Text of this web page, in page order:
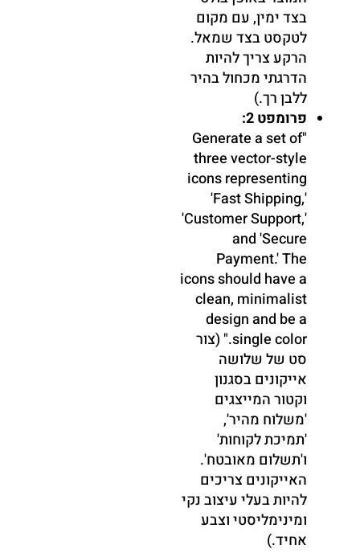
בצד ימין, עם מקום
לטקסט בצד שמאל.
הרקע צריך להיות
הדרגתי מכחול בהיר
ללבן רך.)
פרומפט 2:
"Generate a set of
three vector-style
icons representing
'Fast Shipping,'
'Customer Support,'
and 'Secure
Payment.' The
icons should have a
clean, minimalist
design and be a
single color." (צור
סט של שלושה
אייקונים בסגנון
וקטור המייצגים
'משלוח מהיר',
'תמיכת לקוחות'
ו'תשלום מאובטח'.
האייקונים צריכים
להיות בעלי עיצוב נקי
ומינימליסטי וצבע
אחיד.)